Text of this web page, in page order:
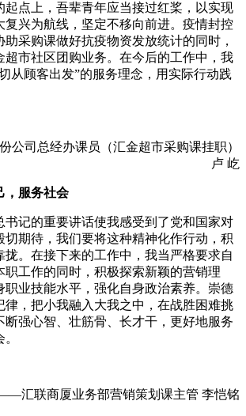
起点上，吾辈青年应当接过红桨，以实现
复兴为航线，坚定不移向前进。疫情封控
助采购课做好抗疫物资发放统计的同时，
超市社区团购业务。在今后的工作中，我
从顾客出发”的服务理念，用实际行动践
司总经办课员（汇金超市采购课挂职）
卢 屹
，服务社会
书记的重要讲话使我感受到了党和国家对
切期待，我们要将这种精神化作行动，积
拢。在接下来的工作中，我当严格要求自
职工作的同时，积极探索新颖的营销理
职业技能水平，强化自身政治素养。崇德
律，把小我融入大我之中，在战胜困难挑
断强心智、壮筋骨、长才干，更好地服务
汇联商厦业务部营销策划课主管 李恺铭